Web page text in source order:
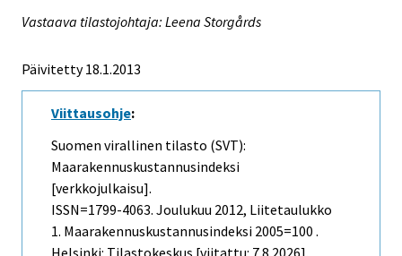
Vastaava tilastojohtaja: Leena Storgårds
Päivitetty 18.1.2013
Viittausohje:
Suomen virallinen tilasto (SVT):
Maarakennuskustannusindeksi
[verkkojulkaisu].
ISSN=1799-4063. Joulukuu 2012, Liitetaulukko
1. Maarakennuskustannusindeksi 2005=100 .